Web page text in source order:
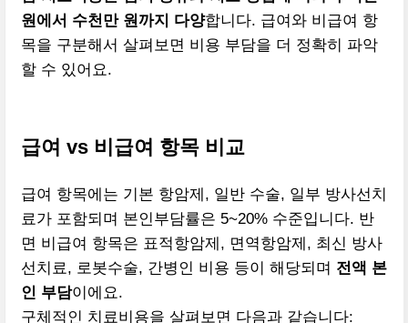
원에서 수천만 원까지 다양합니다. 급여와 비급여 항
목을 구분해서 살펴보면 비용 부담을 더 정확히 파악
할 수 있어요.
급여 vs 비급여 항목 비교
급여 항목에는 기본 항암제, 일반 수술, 일부 방사선치
료가 포함되며 본인부담률은 5~20% 수준입니다. 반
면 비급여 항목은 표적항암제, 면역항암제, 최신 방사
선치료, 로봇수술, 간병인 비용 등이 해당되며 전액 본
인 부담이에요.
구체적인 치료비용을 살펴보면 다음과 같습니다: